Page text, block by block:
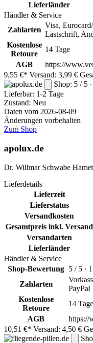
Lieferländer
Händler & Service
Zahlarten
Visa,
Lastschrift,
Kostenlose
Retoure
14 Tage
AGB
https://
9,55 €* Versand: 3,99 €
Shop: 5 / 5
Lieferbar: 1-2 Tage
Zustand: Neu
Daten vom 2026-08-09
Änderungen vorbehalten
Zum Shop
apolux.de
Dr. Willmar Schwabe
Lieferdetails
Lieferzeit
Lieferstatus
Versandkosten
Gesamtpreis inkl. Versand
Versandarten
Lieferländer
Händler & Service
Shop-Bewertung 5 / 5 ·
Zahlarten
PayPal
Kostenlose
Retoure
14 Tage
AGB
https://
10,51 €* Versand: 4,50 €